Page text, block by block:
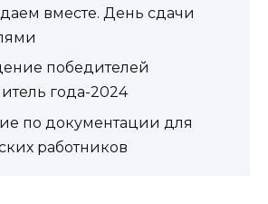
вместе. День сдачи
победителей
года-2024
по документации для
работников